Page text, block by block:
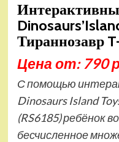
Тираннозавр
Цена от: 790
С помощью
Dinosaurs Island
(RS6185) ребёнок
бесчисленное